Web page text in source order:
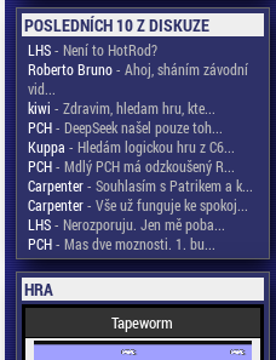
POSLEDNÍCH 10 Z DISKUZE
LHS- Není to HotRod?
Roberto Bruno- Ahoj, sháním závodní
vid...
kiwi - Zdravim, hledam hru, kte...
PCH- DeepSeek našel pouze toh...
Kuppa - Hledám logickou hru z C6...
PCH- Mdlý PCH má odzkoušený R...
Carpenter- Souhlasím s Patrikem a k...
Carpenter- Vše už funguje ke spokoj...
LHS- Nerozporuju. Jen mě poba...
PCH- Mas dve moznosti. 1. bu...
HRA
Tapeworm